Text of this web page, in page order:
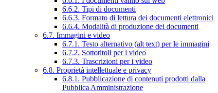
6.6.2. Tipi di documenti
6.6.3. Formato di lettura dei documenti elettronici
6.6.4. Modalità di produzione dei documenti
6.7. Immagini e video
6.7.1. Testo alternativo (alt text) per le immagini
6.7.2. Sottotitoli per i video
6.7.3. Trascrizioni per i video
6.8. Proprietà intellettuale e privacy
6.8.1. Pubblicazione di contenuti prodotti dalla
Pubblica Amministrazione